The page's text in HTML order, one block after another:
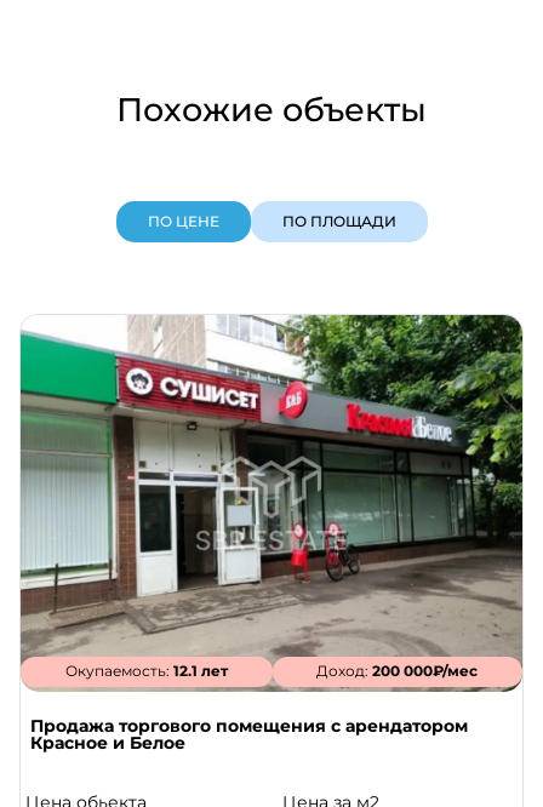
Похожие объекты
ПО ЦЕНЕ ПО ПЛОЩАДИ
Окупаемость: 12.1 лет Доход:200 000₽/мес
Продажа торгового помещения с арендатором
Красное и Белое
Цена обьекта Цена за м2